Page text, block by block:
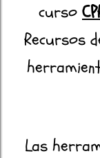
curso
Recursos
Las